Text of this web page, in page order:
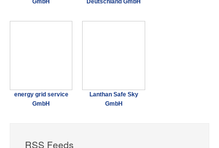
GmbH
Deutschland GmbH
energy grid service
GmbH
Lanthan Safe Sky
GmbH
RSS Feeds